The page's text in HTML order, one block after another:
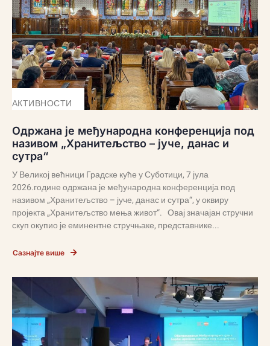
АКТИВНОСТИ
Одржана је међународна конференција под
називом „Хранитељство – јуче, данас и
сутра“
У Великој већници Градске куће у Суботици, 7 јула
2026.године одржана је међународна конференција под
називом „Хранитељство – јуче, данас и сутра“, у оквиру
пројекта „Хранитељство мења живот“. Овај значајан стручни
скуп окупио је еминентне стручњаке, представнике...
Сазнајте више